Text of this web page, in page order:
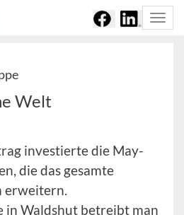
Welt
investierte die May-
die das gesamte
erweitern.
in Waldshut betreibt man